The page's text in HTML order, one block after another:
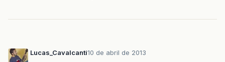
Lucas_Cavalcanti10 de abril de 2013